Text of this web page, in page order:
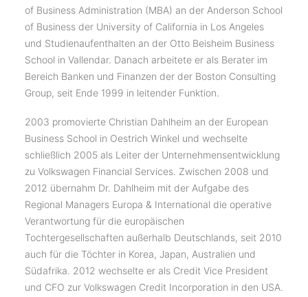
of Business Administration (MBA) an der Anderson School
of Business der University of California in Los Angeles
und Studienaufenthalten an der Otto Beisheim Business
School in Vallendar. Danach arbeitete er als Berater im
Bereich Banken und Finanzen der der Boston Consulting
Group, seit Ende 1999 in leitender Funktion.
2003 promovierte Christian Dahlheim an der European
Business School in Oestrich Winkel und wechselte
schließlich 2005 als Leiter der Unternehmensentwicklung
zu Volkswagen Financial Services. Zwischen 2008 und
2012 übernahm Dr. Dahlheim mit der Aufgabe des
Regional Managers Europa & International die operative
Verantwortung für die europäischen
Tochtergesellschaften außerhalb Deutschlands, seit 2010
auch für die Töchter in Korea, Japan, Australien und
Südafrika. 2012 wechselte er als Credit Vice President
und CFO zur Volkswagen Credit Incorporation in den USA.